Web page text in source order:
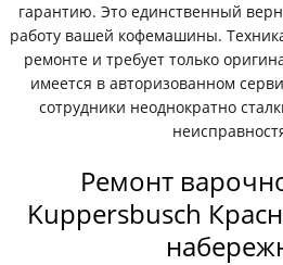
гарантию. Это единственный
работу вашей кофемашины.
ремонте и требует только
имеется в авторизованном
сотрудники неоднократно
Ремонт
Kuppersbusch